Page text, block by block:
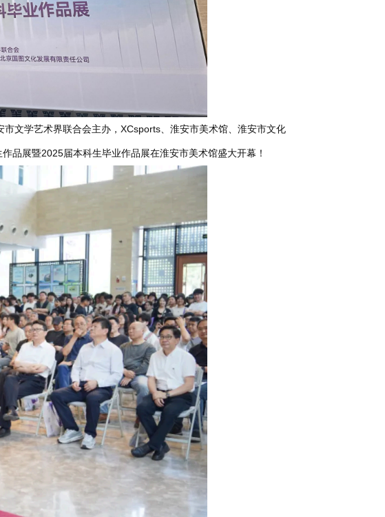
文学艺术界联合会主办，XCsports、淮安市美术馆、淮安市文化
品展暨2025届本科生毕业作品展在淮安市美术馆盛大开幕！